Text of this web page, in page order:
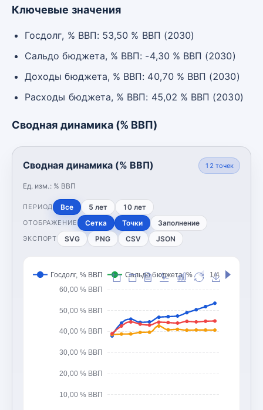
Ключевые значения
Госдолг, % ВВП: 53,50 % ВВП (2030)
Сальдо бюджета, % ВВП: -4,30 % ВВП (2030)
Доходы бюджета, % ВВП: 40,70 % ВВП (2030)
Расходы бюджета, % ВВП: 45,02 % ВВП (2030)
Сводная динамика (% ВВП)
Сводная динамика (% ВВП)
Ед. изм.: % ВВП
12 точек
ПЕРИОД Все 5 лет 10 лет
ОТОБРАЖЕНИЕ Сетка Точки Заполнение
ЭКСПОРТ SVG PNG CSV JSON
10,00 % ВВП
20,00 % ВВП
30,00 % ВВП
40,00 % ВВП
50,00 % ВВП
60,00 % ВВП
Госдолг, % ВВП Сальдо бюджета, % ВВП 1/4